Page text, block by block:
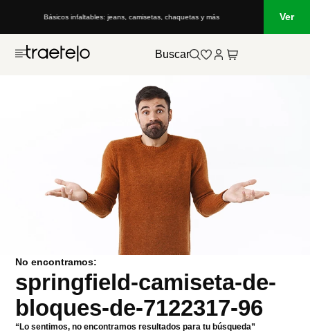
Básicos infaltables: jeans, camisetas, chaquetas y más Ver
Buscar
No encontramos:
springfield-camiseta-de-
bloques-de-7122317-96
“Lo sentimos, no encontramos resultados para tu búsqueda”